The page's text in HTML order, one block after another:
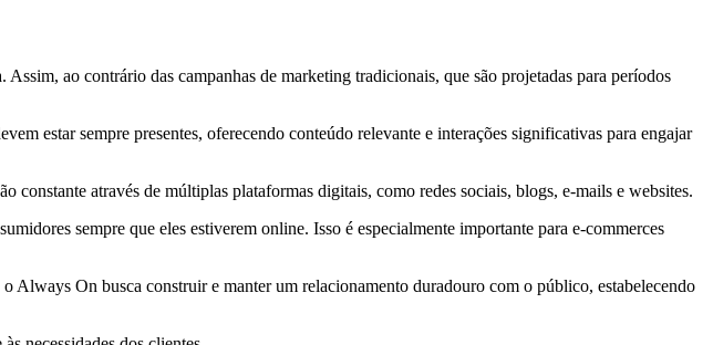
ao contrário das campanhas de marketing tradicionais, que são projetadas para períodos
estar sempre presentes, oferecendo conteúdo relevante e interações significativas para engajar
constante através de múltiplas plataformas digitais, como redes sociais, blogs, e-mails e websites.
sempre que eles estiverem online. Isso é especialmente importante para e-commerces
Always On busca construir e manter um relacionamento duradouro com o público, estabelecendo